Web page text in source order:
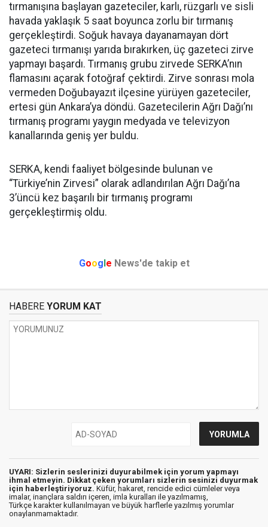
tırmanışına başlayan gazeteciler, karlı, rüzgarlı ve sisli
havada yaklaşık 5 saat boyunca zorlu bir tırmanış
gerçekleştirdi. Soğuk havaya dayanamayan dört
gazeteci tırmanışı yarıda bırakırken, üç gazeteci zirve
yapmayı başardı. Tırmanış grubu zirvede SERKA’nın
flamasını açarak fotoğraf çektirdi. Zirve sonrası mola
vermeden Doğubayazıt ilçesine yürüyen gazeteciler,
ertesi gün Ankara’ya döndü. Gazetecilerin Ağrı Dağı’nı
tırmanış programı yaygın medyada ve televizyon
kanallarında geniş yer buldu.
SERKA, kendi faaliyet bölgesinde bulunan ve
“Türkiye’nin Zirvesi” olarak adlandırılan Ağrı Dağı’na
3’üncü kez başarılı bir tırmanış programı
gerçekleştirmiş oldu.
Google News'de takip et
HABERE YORUM KAT
UYARI: Sizlerin seslerinizi duyurabilmek için yorum yapmayı
ihmal etmeyin. Dikkat çeken yorumları sizlerin sesinizi duyurmak
için haberleştiriyoruz. Küfür, hakaret, rencide edici cümleler veya
imalar, inançlara saldırı içeren, imla kuralları ile yazılmamış,
Türkçe karakter kullanılmayan ve büyük harflerle yazılmış yorumlar
onaylanmamaktadır.